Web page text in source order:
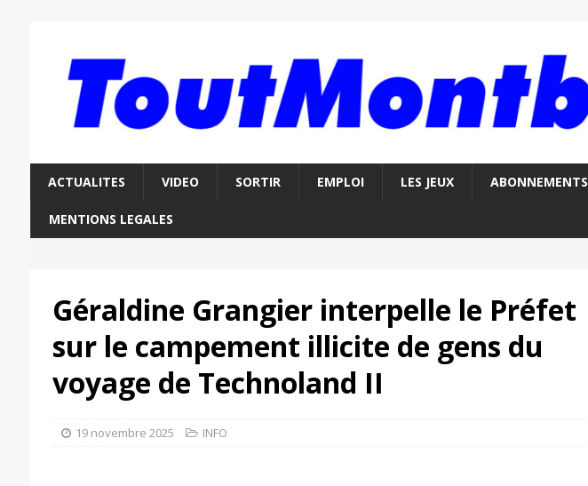
ACTUALITES VIDEO SORTIR EMPLOI LES JEUX ABONNEMENTS
MENTIONS LEGALES
Géraldine Grangier interpelle le Préfet
sur le campement illicite de gens du
voyage de Technoland II
19 novembre 2025 INFO